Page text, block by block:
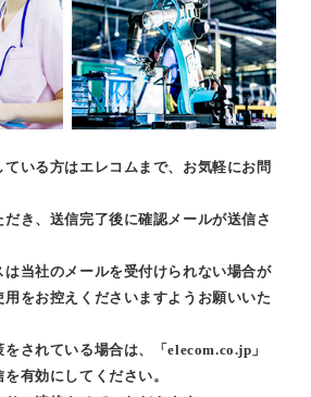
いる方はエレコムまで、お気軽にお問
き、送信完了後に確認メールが送信さ
は当社のメールを受付けられない場合が
をお控えくださいますようお願いいた
されている場合は、「elecom.co.jp」
有効にしてください。